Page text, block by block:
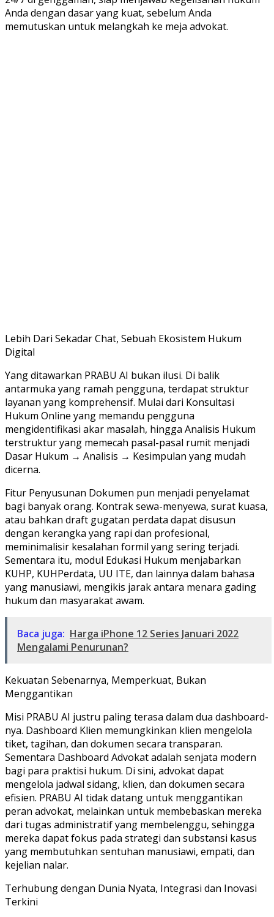
Anda dengan dasar yang kuat, sebelum Anda
memutuskan untuk melangkah ke meja advokat.
Lebih Dari Sekadar Chat, Sebuah Ekosistem Hukum
Digital
Yang ditawarkan PRABU AI bukan ilusi. Di balik
antarmuka yang ramah pengguna, terdapat struktur
layanan yang komprehensif. Mulai dari Konsultasi
Hukum Online yang memandu pengguna
mengidentifikasi akar masalah, hingga Analisis Hukum
terstruktur yang memecah pasal-pasal rumit menjadi
Dasar Hukum → Analisis → Kesimpulan yang mudah
dicerna.
Fitur Penyusunan Dokumen pun menjadi penyelamat
bagi banyak orang. Kontrak sewa-menyewa, surat kuasa,
atau bahkan draft gugatan perdata dapat disusun
dengan kerangka yang rapi dan profesional,
meminimalisir kesalahan formil yang sering terjadi.
Sementara itu, modul Edukasi Hukum menjabarkan
KUHP, KUHPerdata, UU ITE, dan lainnya dalam bahasa
yang manusiawi, mengikis jarak antara menara gading
hukum dan masyarakat awam.
Baca juga: Harga iPhone 12 Series Januari 2022
Mengalami Penurunan?
Kekuatan Sebenarnya, Memperkuat, Bukan
Menggantikan
Misi PRABU AI justru paling terasa dalam dua dashboard-
nya. Dashboard Klien memungkinkan klien mengelola
tiket, tagihan, dan dokumen secara transparan.
Sementara Dashboard Advokat adalah senjata modern
bagi para praktisi hukum. Di sini, advokat dapat
mengelola jadwal sidang, klien, dan dokumen secara
efisien. PRABU AI tidak datang untuk menggantikan
peran advokat, melainkan untuk membebaskan mereka
dari tugas administratif yang membelenggu, sehingga
mereka dapat fokus pada strategi dan substansi kasus
yang membutuhkan sentuhan manusiawi, empati, dan
kejelian nalar.
Terhubung dengan Dunia Nyata, Integrasi dan Inovasi
Terkini